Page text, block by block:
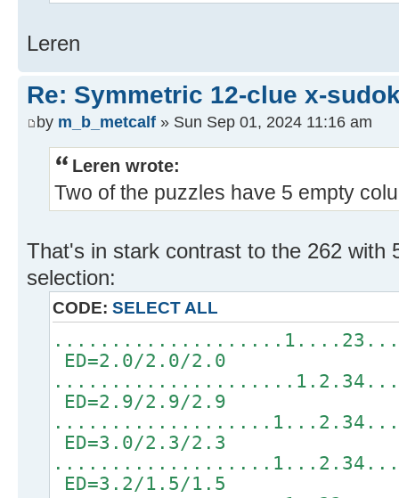
Leren
Re: Symmetric 12-clue x-
by m_b_metcalf » Sun Sep 01, 2024 11:16 am
Leren wrote:
Two of the puzzles have 5 empty
That's in stark contrast to the 262 with
selection:
CODE: SELECT ALL
ED=2.0/2.0/2.0
ED=2.9/2.9/2.9
ED=3.0/2.3/2.3
ED=3.2/1.5/1.5